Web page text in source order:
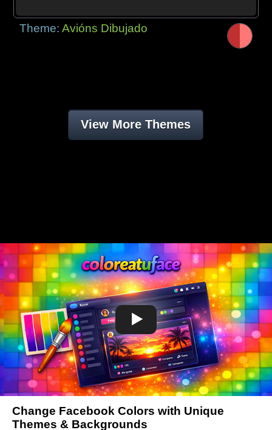
Theme:Avións Dibujado
View More Themes
Change Facebook Colors with Unique
Themes & Backgrounds